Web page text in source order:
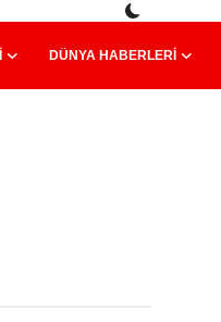
DÜNYA HABERLERI